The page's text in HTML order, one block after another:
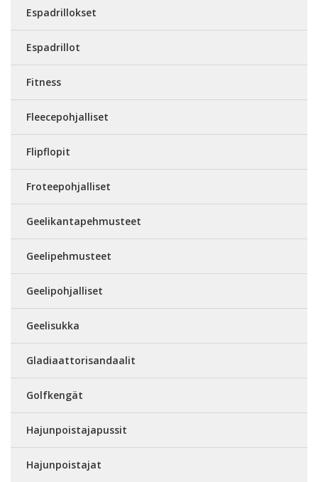
Espadrillokset
Espadrillot
Fitness
Fleecepohjalliset
Flipflopit
Froteepohjalliset
Geelikantapehmusteet
Geelipehmusteet
Geelipohjalliset
Geelisukka
Gladiaattorisandaalit
Golfkengät
Hajunpoistajapussit
Hajunpoistajat